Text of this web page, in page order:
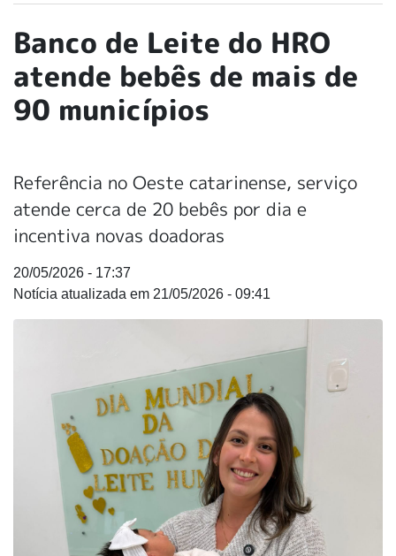
Banco de Leite do HRO
atende bebês de mais de
90 municípios
Referência no Oeste catarinense, serviço
atende cerca de 20 bebês por dia e
incentiva novas doadoras
20/05/2026 - 17:37
21/05/2026 - 09:41